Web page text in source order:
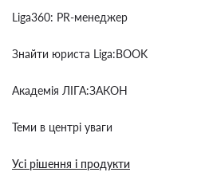
Liga360: PR-менеджер
Знайти юриста Liga:BOOK
Академія ЛІГА:ЗАКОН
Теми в центрі уваги
Усі рішення і продукти